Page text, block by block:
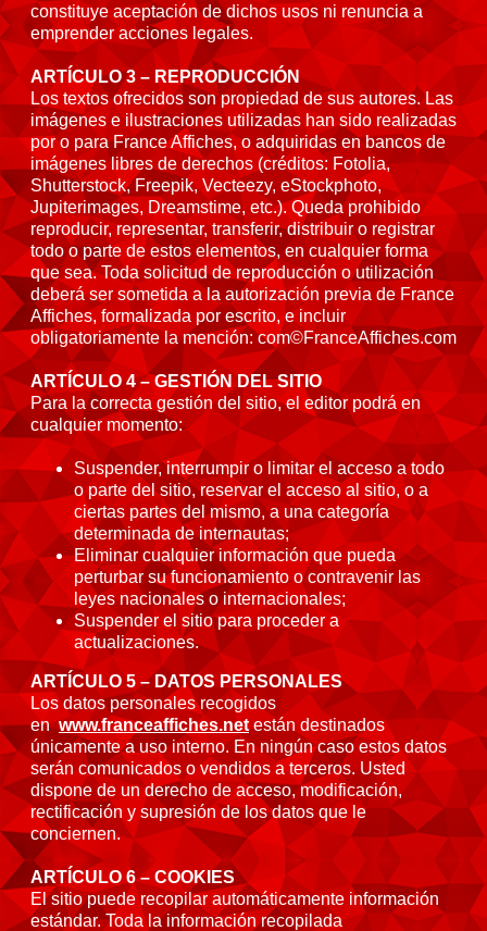
constituye aceptación de dichos usos ni renuncia a
emprender acciones legales.
ARTÍCULO 3 – REPRODUCCIÓN
Los textos ofrecidos son propiedad de sus autores. Las
imágenes e ilustraciones utilizadas han sido realizadas
por o para France Affiches, o adquiridas en bancos de
imágenes libres de derechos (créditos: Fotolia,
Shutterstock, Freepik, Vecteezy, eStockphoto,
Jupiterimages, Dreamstime, etc.). Queda prohibido
reproducir, representar, transferir, distribuir o registrar
todo o parte de estos elementos, en cualquier forma
que sea. Toda solicitud de reproducción o utilización
deberá ser sometida a la autorización previa de France
Affiches, formalizada por escrito, e incluir
obligatoriamente la mención: com©FranceAffiches.com
ARTÍCULO 4 – GESTIÓN DEL SITIO
Para la correcta gestión del sitio, el editor podrá en
cualquier momento:
Suspender, interrumpir o limitar el acceso a todo
o parte del sitio, reservar el acceso al sitio, o a
ciertas partes del mismo, a una categoría
determinada de internautas;
Eliminar cualquier información que pueda
perturbar su funcionamiento o contravenir las
leyes nacionales o internacionales;
Suspender el sitio para proceder a
actualizaciones.
ARTÍCULO 5 – DATOS PERSONALES
Los datos personales recogidos
en www.franceaffiches.netestán destinados
únicamente a uso interno. En ningún caso estos datos
serán comunicados o vendidos a terceros. Usted
dispone de un derecho de acceso, modificación,
rectificación y supresión de los datos que le
conciernen.
ARTÍCULO 6 – COOKIES
El sitio puede recopilar automáticamente información
estándar. Toda la información recopilada